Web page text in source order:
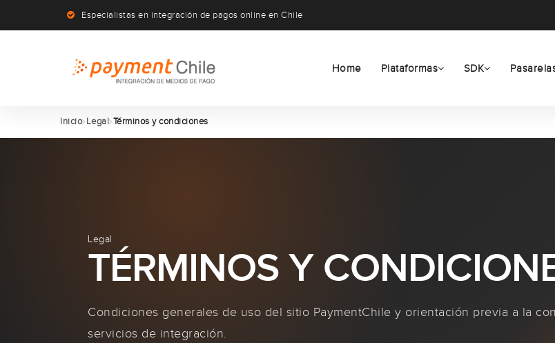
Especialistas en integración de pagos online en Chile
Home Plataformas SDK
Inicio Legal Términos y condiciones
Legal
TÉRMINOS Y
Condiciones generales de uso del sitio PaymentChile y orientación previa a la
servicios de integración.